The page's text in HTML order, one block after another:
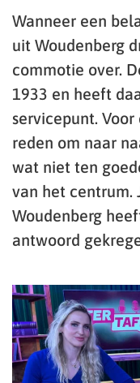
Wanneer een
uit Woudenberg
commotie over.
1933 en heeft
servicepunt.
reden om naar
wat niet ten
van het centrum.
Woudenberg
antwoord